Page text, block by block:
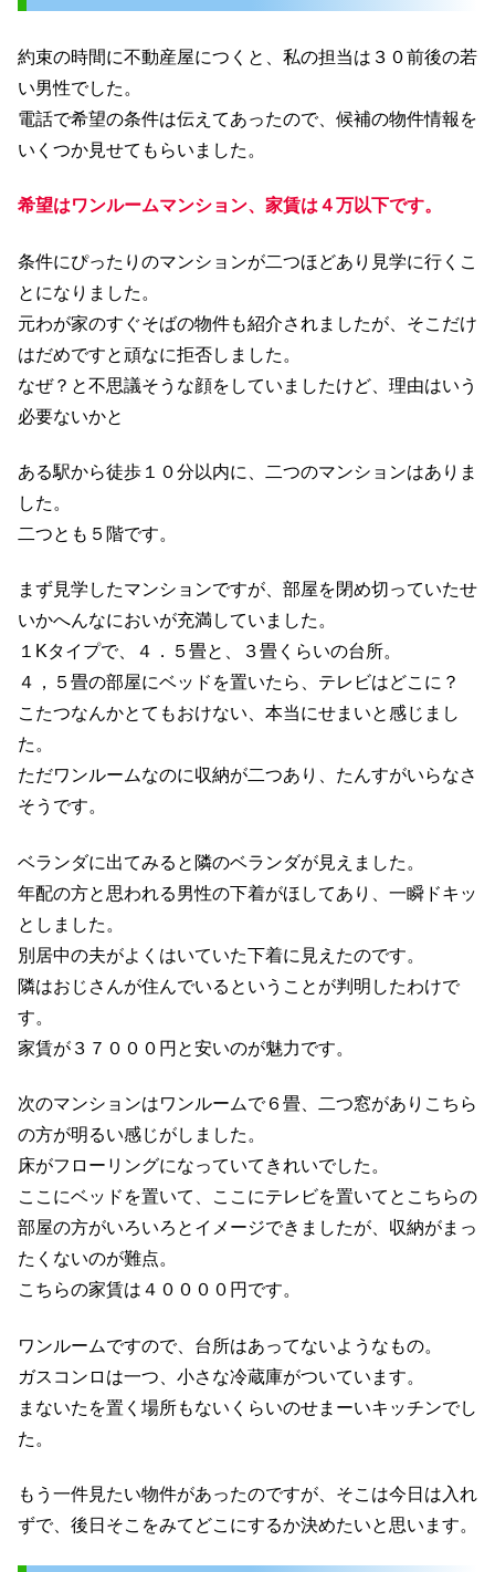
約束の時間に不動産屋につくと、私の担当は３０前後の若
い男性でした。
電話で希望の条件は伝えてあったので、候補の物件情報を
いくつか見せてもらいました。
希望はワンルームマンション、家賃は４万以下です。
条件にぴったりのマンションが二つほどあり見学に行くこ
とになりました。
元わが家のすぐそばの物件も紹介されましたが、そこだけ
はだめですと頑なに拒否しました。
なぜ？と不思議そうな顔をしていましたけど、理由はいう
必要ないかと
ある駅から徒歩１０分以内に、二つのマンションはありま
した。
二つとも５階です。
まず見学したマンションですが、部屋を閉め切っていたせ
いかへんなにおいが充満していました。
１Kタイプで、４．５畳と、３畳くらいの台所。
４，５畳の部屋にベッドを置いたら、テレビはどこに？
こたつなんかとてもおけない、本当にせまいと感じまし
た。
ただワンルームなのに収納が二つあり、たんすがいらなさ
そうです。
ベランダに出てみると隣のベランダが見えました。
年配の方と思われる男性の下着がほしてあり、一瞬ドキッ
としました。
別居中の夫がよくはいていた下着に見えたのです。
隣はおじさんが住んでいるということが判明したわけで
す。
家賃が３７０００円と安いのが魅力です。
次のマンションはワンルームで６畳、二つ窓がありこちら
の方が明るい感じがしました。
床がフローリングになっていてきれいでした。
ここにベッドを置いて、ここにテレビを置いてとこちらの
部屋の方がいろいろとイメージできましたが、収納がまっ
たくないのが難点。
こちらの家賃は４００００円です。
ワンルームですので、台所はあってないようなもの。
ガスコンロは一つ、小さな冷蔵庫がついています。
まないたを置く場所もないくらいのせまーいキッチンでし
た。
もう一件見たい物件があったのですが、そこは今日は入れ
ずで、後日そこをみてどこにするか決めたいと思います。